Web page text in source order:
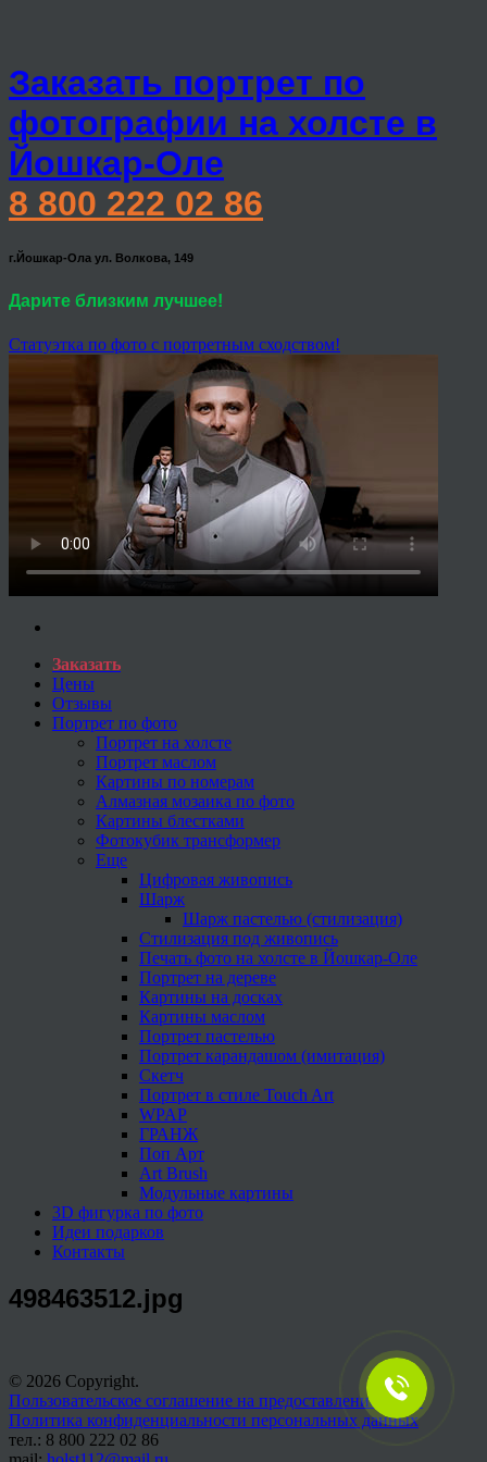
Заказать портрет по
фотографии на холсте в
Йошкар-Оле
8 800 222 02 86
г.Йошкар-Ола ул. Волкова, 149
Дарите близким лучшее!
Статуэтка по фото с портретным сходством!
Заказать
Цены
Отзывы
Портрет по фото
Портрет на холсте
Портрет маслом
Картины по номерам
Алмазная мозаика по фото
Картины блестками
Фотокубик трансформер
Еще
Цифровая живопись
Шарж
Шарж пастелью (стилизация)
Стилизация под живопись
Печать фото на холсте в Йошкар-Оле
Портрет на дереве
Картины на досках
Картины маслом
Портрет пастелью
Портрет карандашом (имитация)
Скетч
Портрет в стиле Touch Art
WPAP
ГРАНЖ
Поп Арт
Art Brush
Модульные картины
3D фигурка по фото
Идеи подарков
Контакты
498463512.jpg
© 2026 Copyright.
Пользовательское соглашение на предоставление услуг
Политика конфиденциальности персональных данных
тел.: 8 800 222 02 86